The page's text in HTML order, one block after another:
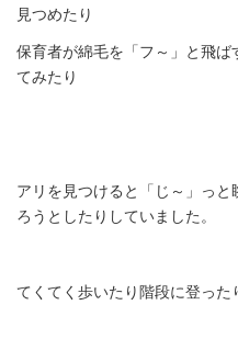
見つめたり
保育者が綿毛を「フ～」と飛
てみたり
アリを見つけると「じ～」っ
ろうとしたりしていました。
てくてく歩いたり階段に登った